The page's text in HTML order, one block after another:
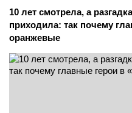
10 лет смотрела, а
приходила: так почему
оранжевые